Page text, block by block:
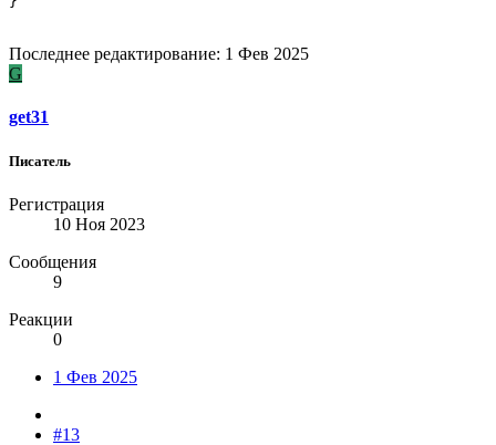
Последнее редактирование: 1 Фев 2025
G
get31
Писатель
Регистрация
10 Ноя 2023
Сообщения
9
Реакции
0
1 Фев 2025
#13